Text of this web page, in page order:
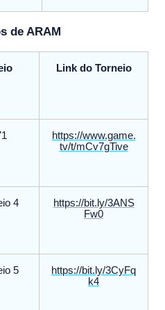
de ARAM
Link do Torneio
https://www.game.
tv/t/mCv7gTive
4
https://bit.ly/3ANS
Fw0
5
https://bit.ly/3CyFq
k4